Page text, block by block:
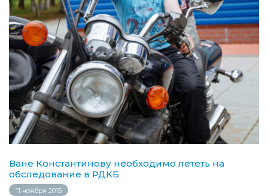
Ване Константинову необходимо лететь на
обследование в РДКБ
11 ноября 2015